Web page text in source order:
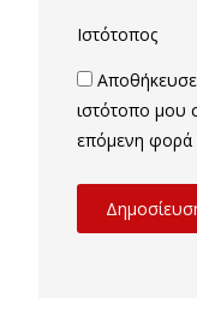
Ιστότοπος
ιστότοπο μου
επόμενη